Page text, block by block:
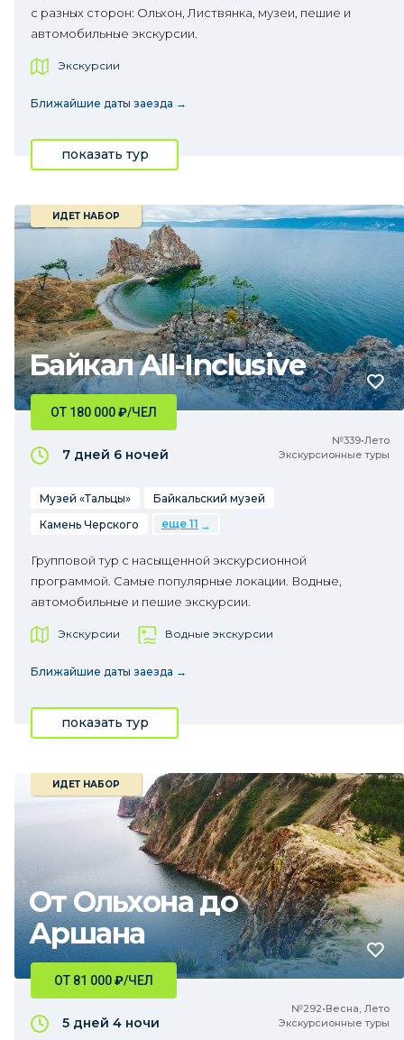
с разных сторон: Ольхон, Листвянка, музеи, пешие и
автомобильные экскурсии.
Экскурсии
Ближайшие даты заезда →
показать тур
Байкал All-Inclusive
ИДЕТ НАБОР
№339•Лето
Экскурсионные туры
ОТ 180 000₽/ЧЕЛ
7 дней 6 ночей
Музей «Тальцы»
Байкальский музей
Камень Черского
еще 11
Групповой тур с насыщенной экскурсионной
программой. Самые популярные локации. Водные,
автомобильные и пешие экскурсии.
Экскурсии Водные экскурсии
Ближайшие даты заезда →
показать тур
От Ольхона до
Аршана
ИДЕТ НАБОР
№292•Весна, Лето
Экскурсионные туры
ОТ 81 000₽/ЧЕЛ
5 дней 4 ночи